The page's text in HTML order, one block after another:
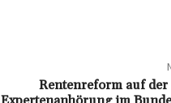
Rentenreform auf der